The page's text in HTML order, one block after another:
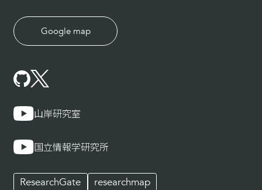
Google map
山岸研究室
国立情報学研究所
ResearchGate researchmap